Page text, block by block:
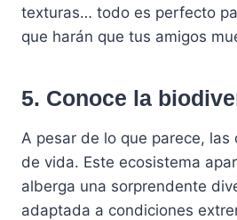
texturas… todo es perfecto
que harán que tus amigos
5. Conoce la
A pesar de lo que parece, las
de vida. Este ecosistema
alberga una sorprendente
adaptada a condiciones